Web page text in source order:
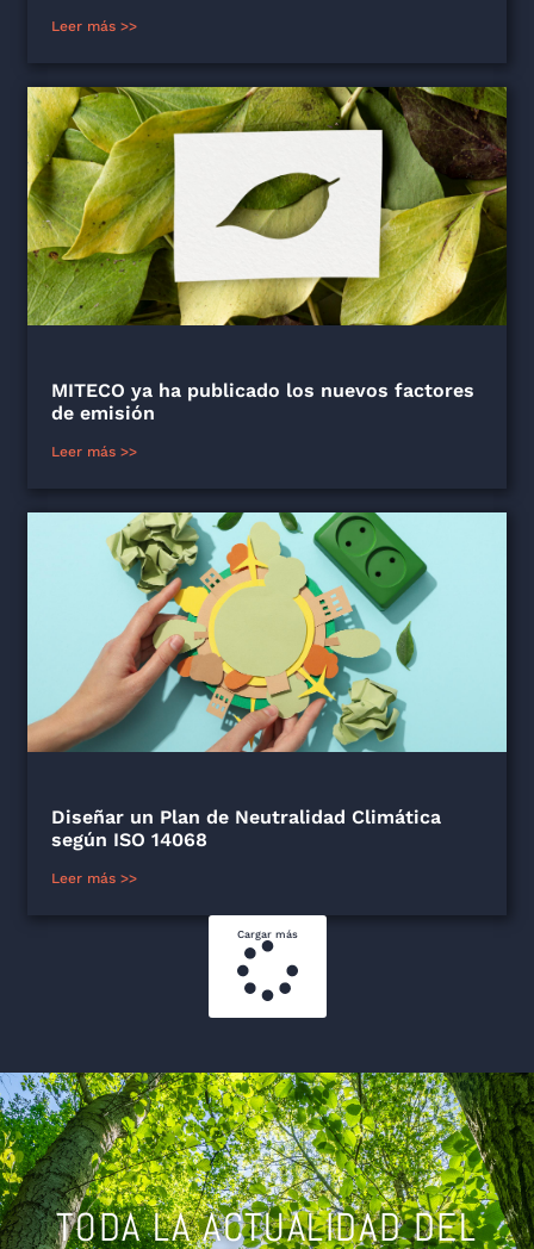
Leer más >>
MITECO ya ha publicado los nuevos factores
de emisión
Leer más >>
Diseñar un Plan de Neutralidad Climática
según ISO 14068
Leer más >>
Cargar más
TODA LA ACTUALIDAD DEL